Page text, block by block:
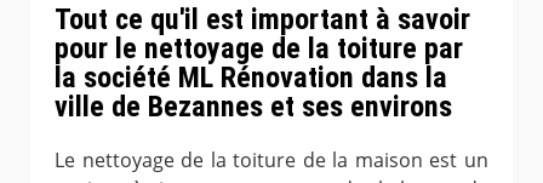
Tout ce qu'il est important à savoir
pour le nettoyage de la toiture par
la société ML Rénovation dans la
ville de Bezannes et ses environs
Le nettoyage de la toiture de la maison est un